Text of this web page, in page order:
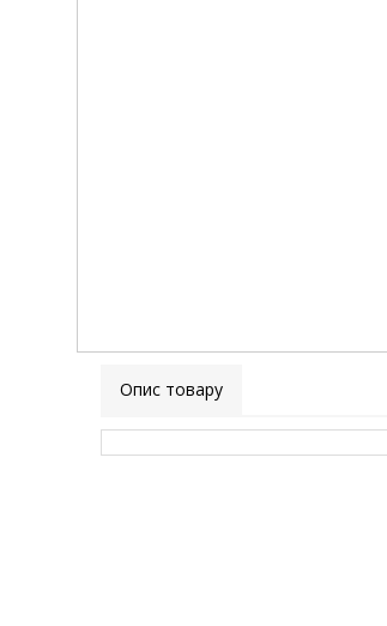
Опис товару